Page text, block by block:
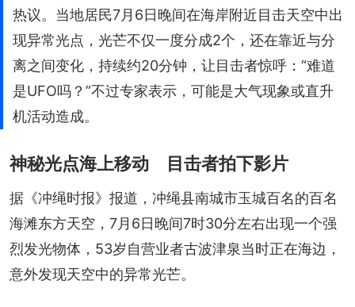
热议。当地居民7月6日晚间在海岸附近目击天空中出
现异常光点，光芒不仅一度分成2个，还在靠近与分
离之间变化，持续约20分钟，让目击者惊呼：“难道
是UFO吗？”不过专家表示，可能是大气现象或直升
机活动造成。
神秘光点海上移动 目击者拍下影片
据《冲绳时报》报道，冲绳县南城市玉城百名的百名
海滩东方天空，7月6日晚间7时30分左右出现一个强
烈发光物体，53岁自营业者古波津泉当时正在海边，
意外发现天空中的异常光芒。